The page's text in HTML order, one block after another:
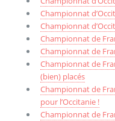
Championnat
Championnat
Championnat de
Championnat de
Championnat de
(bien) placés
Championnat de
pour l’Occitanie !
Championnat de